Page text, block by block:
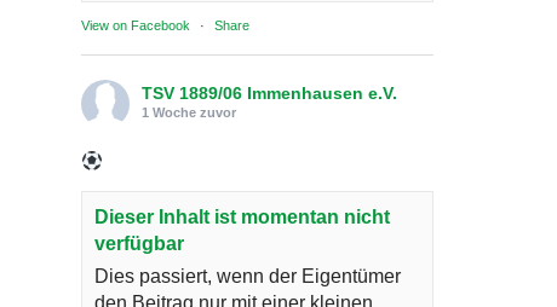
View on Facebook · Share
TSV 1889/06 Immenhausen e.V.
1 Woche zuvor
Dieser Inhalt ist momentan nicht
verfügbar
Dies passiert, wenn der Eigentümer
den Beitrag nur mit einer kleinen